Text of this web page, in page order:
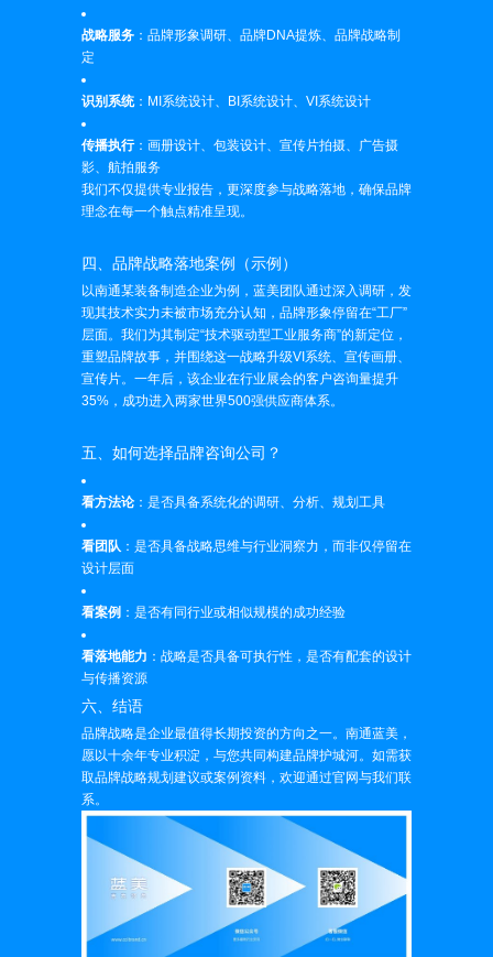
战略服务 ：品牌形象调研、品牌DNA提炼、品牌战略制
定
识别系统：MI系统设计、BI系统设计、VI系统设计
传播执行：画册设计、包装设计、宣传片拍摄、广告摄
影、航拍服务
我们不仅提供专业报告，更深度参与战略落地，确保品牌
理念在每一个触点精准呈现。
四、品牌战略落地案例（示例）
以南通某装备制造企业为例，蓝美团队通过深入调研，发
现其技术实力未被市场充分认知，品牌形象停留在“工厂”
层面。我们为其制定“技术驱动型工业服务商”的新定位，
重塑品牌故事，并围绕这一战略升级VI系统、宣传画册、
宣传片。一年后，该企业在行业展会的客户咨询量提升
35%，成功进入两家世界500强供应商体系。
五、如何选择品牌咨询公司？
看方法论：是否具备系统化的调研、分析、规划工具
看团队 ：是否具备战略思维与行业洞察力，而非仅停留在
设计层面
看案例 ：是否有同行业或相似规模的成功经验
看落地能力 ：战略是否具备可执行性，是否有配套的设计
与传播资源
六、结语
品牌战略是企业最值得长期投资的方向之一。南通蓝美，
愿以十余年专业积淀，与您共同构建品牌护城河。如需获
取品牌战略规划建议或案例资料，欢迎通过官网与我们联
系。